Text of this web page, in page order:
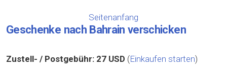
Seitenanfang
Geschenke nach Bahrain verschicken
Zustell- / Postgebühr: 27 USD (Einkaufen starten)